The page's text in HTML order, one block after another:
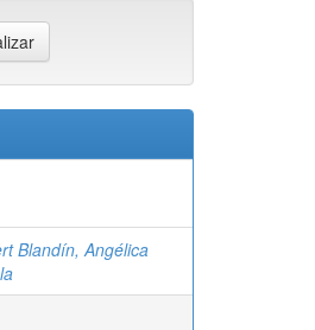
Blandín, Angélica